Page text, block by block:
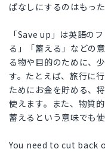
ぱなしにするのはもっ
「Save up」は英語の
る」「蓄える」などの
る物や目的のために、
す。たとえば、旅行に
ためにお金を貯める、
使えます。また、物質
蓄えるという意味でも
You need to cut back